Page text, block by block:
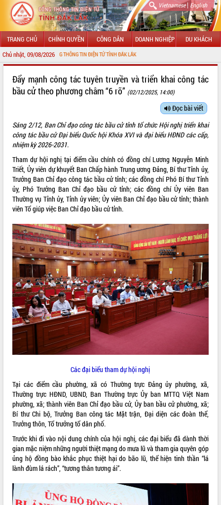
Vietnamese| English
TRANG CHỦ CHÍNH QUYỀN CÔNG DÂN DOANH NGHIỆP DU KHÁCH
Chủ nhật, 09/08/2026
CỔNG THÔNG TIN ĐIỆN TỬ TỈNH ĐẮK LẮK
LÃNH ĐẠO UBND TỈNH
SỞ, BAN, NGÀNH
THÔNG TIN CHỈ ĐẠO ĐIỀU HÀNH
HỆ THỐNG VĂN BẢN
VĂN BẢN HĐND TỈNH
ĐIỂM TIN VĂN BẢN
QUY HOẠCH - KẾ HOẠCH
VIDEO
Loading the player...
Trailer Lễ hội Sầu riêng Đắk Lắk năm
2026
Đẩy mạnh công tác tuyên truyền và triển khai công tác
bầu cử theo phương châm “6 rõ” (02/12/2025, 14:00)
Đọc bài viết
Sáng 2/12, Ban Chỉ đạo công tác bầu cử tỉnh tổ chức Hội nghị triển khai
công tác bầu cử Đại biểu Quốc hội Khóa XVI và đại biểu HĐND các cấp,
nhiệm kỳ 2026-2031.
Tham dự hội nghị tại điểm cầu chính có đồng chí Lương Nguyễn Minh
Triết, Ủy viên dự khuyết Ban Chấp hành Trung ương Đảng, Bí thư Tỉnh ủy,
Trưởng Ban Chỉ đạo công tác bầu cử tỉnh; các đồng chí Phó Bí thư Tỉnh
ủy, Phó Trưởng Ban Chỉ đạo bầu cử tỉnh; các đồng chí Ủy viên Ban
Thường vụ Tỉnh ủy, Tỉnh ủy viên; Ủy viên Ban Chỉ đạo bầu cử tỉnh; thành
viên Tổ giúp việc Ban Chỉ đạo bầu cử tỉnh.
Các đại biểu tham dự hội nghị
Tại các điểm cầu phường, xã có Thường trực Đảng ủy phường, xã,
Thường trực HĐND, UBND, Ban Thường trực Ủy ban MTTQ Việt Nam
phường, xã; thành viên Ban Chỉ đạo bầu cử, Ủy ban bầu cử phường, xã;
Bí thư Chi bộ, Trưởng Ban công tác Mặt trận, Đại diện các đoàn thể,
Trưởng thôn, Tổ trưởng tổ dân phố.
Trước khi đi vào nội dung chính của hội nghị, các đại biểu đã dành thời
gian mặc niệm những người thiệt mạng do mưa lũ và tham gia quyên góp
ủng hộ đồng bào khắc phục thiệt hại do bão lũ, thể hiện tinh thần “lá
lành đùm lá rách”, “tương thân tương ái”.